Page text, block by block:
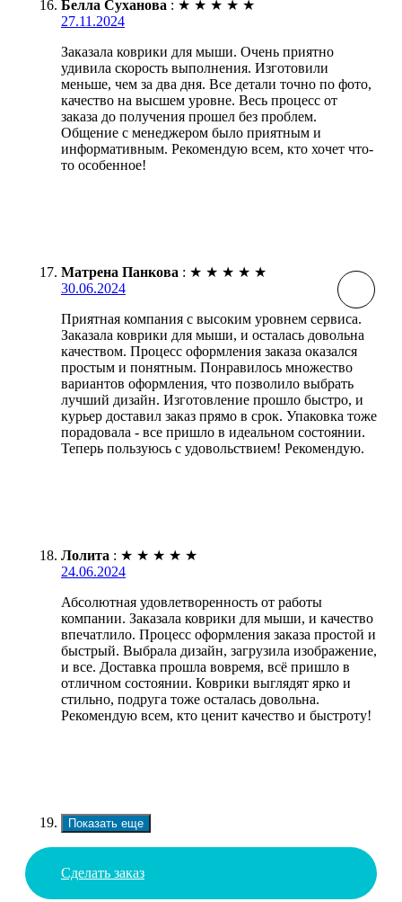
Белла Суханова : ★ ★ ★ ★ ★
27.11.2024
Заказала коврики для мыши. Очень приятно
удивила скорость выполнения. Изготовили
меньше, чем за два дня. Все детали точно по фото,
качество на высшем уровне. Весь процесс от
заказа до получения прошел без проблем.
Общение с менеджером было приятным и
информативным. Рекомендую всем, кто хочет что-
то особенное!
Матрена Панкова : ★ ★ ★ ★ ★
30.06.2024
Приятная компания с высоким уровнем сервиса.
Заказала коврики для мыши, и осталась довольна
качеством. Процесс оформления заказа оказался
простым и понятным. Понравилось множество
вариантов оформления, что позволило выбрать
лучший дизайн. Изготовление прошло быстро, и
курьер доставил заказ прямо в срок. Упаковка тоже
порадовала - все пришло в идеальном состоянии.
Теперь пользуюсь с удовольствием! Рекомендую.
Лолита : ★ ★ ★ ★ ★
24.06.2024
Абсолютная удовлетворенность от работы
компании. Заказала коврики для мыши, и качество
впечатлило. Процесс оформления заказа простой и
быстрый. Выбрала дизайн, загрузила изображение,
и все. Доставка прошла вовремя, всё пришло в
отличном состоянии. Коврики выглядят ярко и
стильно, подруга тоже осталась довольна.
Рекомендую всем, кто ценит качество и быстроту!
Показать еще
Сделать заказ